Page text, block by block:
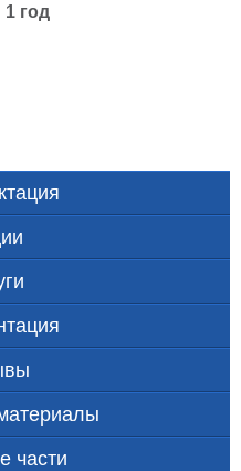
1 год
части